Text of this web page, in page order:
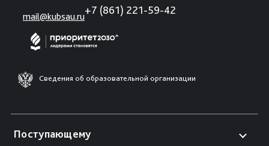
mail@kubsau.ru
+7 (861) 221-59-42
Сведения об образовательной организации
Поступающему